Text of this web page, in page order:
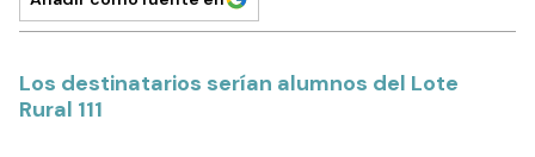
Los destinatarios serían alumnos del Lote
Rural 111